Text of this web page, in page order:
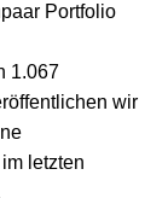
Portfolio
1.067
wir
letzten